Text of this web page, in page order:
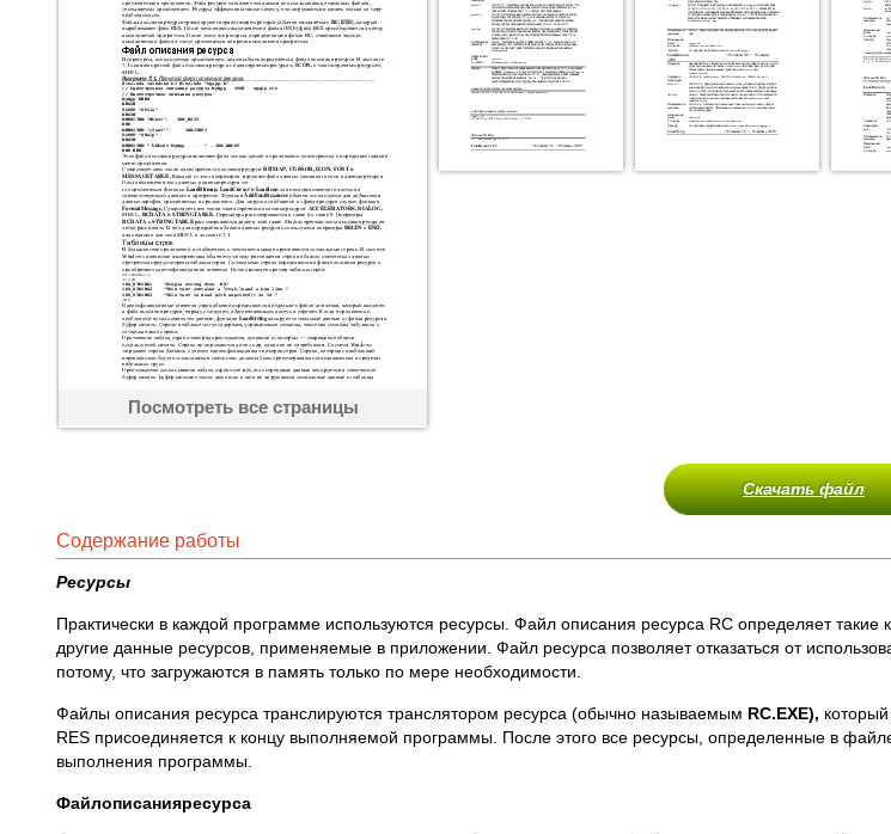
Посмотреть все страницы
Скачать файл
Содержание работы
Ресурсы
Практически в каждой программе используются ресурсы. Файл описания ресурса RC определяет
другие данные ресурсов, применяемые в приложении. Файл ресурса позволяет отказаться от
потому, что загружаются в память только по мере необходимости.
Файлы описания ресурса транслируются транслятором ресурса (обычно называемым RC.EXE),
RES присоединяется к концу выполняемой программы. После этого все ресурсы, определенные в
выполнения программы.
Файлописанияресурса